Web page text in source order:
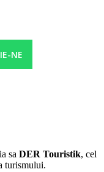
NE
sa DER Touristik, cel
turismului.